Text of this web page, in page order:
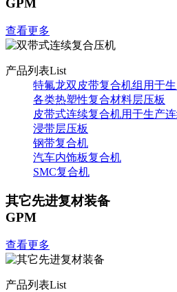
GPM
查看更多
产品列表List
特氟龙双皮带复合机组用于
各类热塑性复合材料层压板
皮带式连续复合机用于生产
浸带层压板
钢带复合机
汽车内饰板复合机
SMC复合机
其它先进复材装备
GPM
查看更多
产品列表List